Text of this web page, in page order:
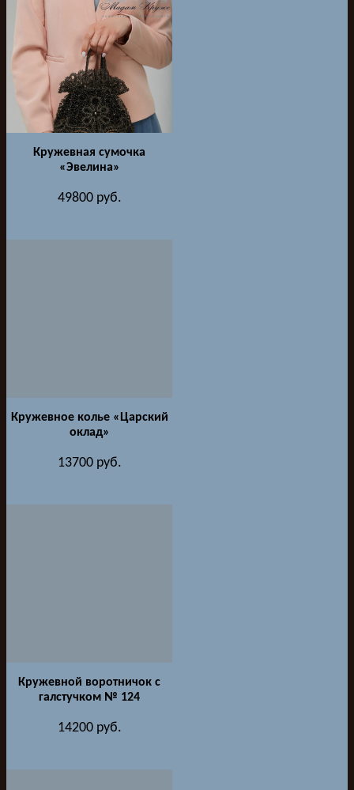
Кружевная сумочка
«Эвелина»
49800руб.
Кружевное колье «Царский
оклад»
13700руб.
Кружевной воротничок с
галстучком № 124
14200руб.